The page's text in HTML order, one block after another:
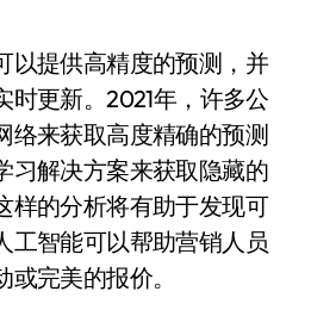
提供高精度的预测，并
时更新。2021年，许多公
络来获取高度精确的预测
习解决方案来获取隐藏的
样的分析将有助于发现可
工智能可以帮助营销人员
完美的报价。